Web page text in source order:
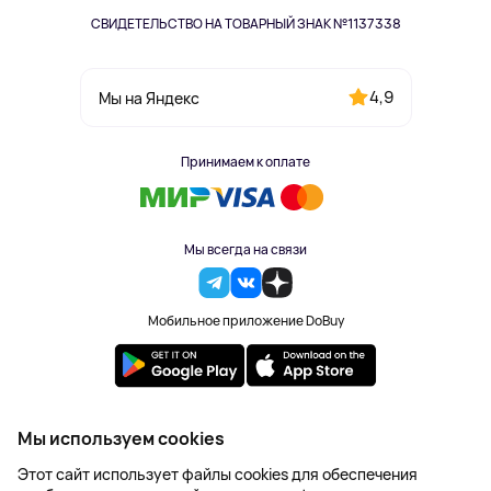
СВИДЕТЕЛЬСТВО НА ТОВАРНЫЙ ЗНАК №1137338
Мы на Яндекс 4,9
Принимаем к оплате
Мы всегда на связи
Мобильное приложение DoBuy
2023-2026 © DoBuy. Все права защищены
Правила обработки персональных данных
Пользовательское соглашение
Мы используем cookies
Этот сайт использует файлы cookies для обеспечения